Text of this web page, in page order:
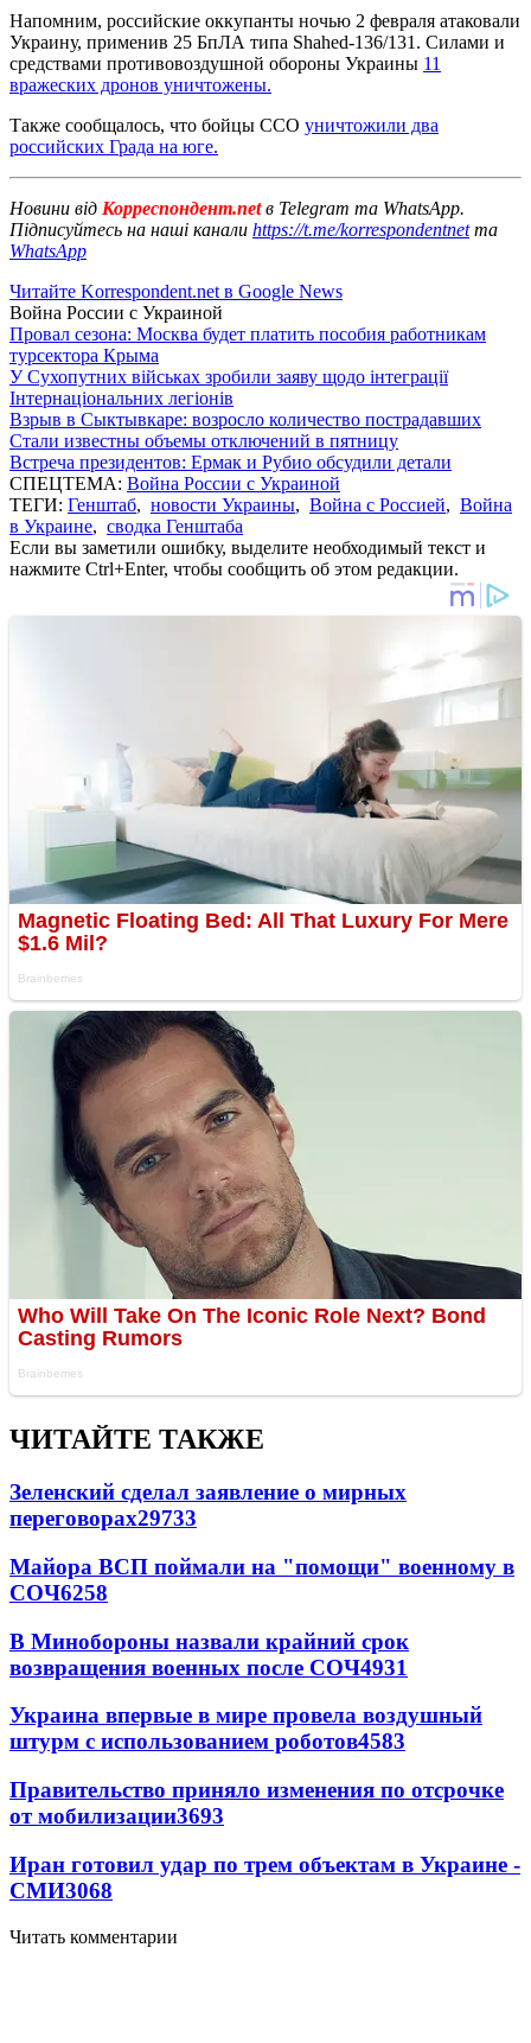
Напомним, российские оккупанты ночью 2 февраля атаковали
Украину, применив 25 БпЛА типа Shahed-136/131. Силами и
средствами противовоздушной обороны Украины 11
вражеских дронов уничтожены.
Также сообщалось, что бойцы ССО уничтожили два
российских Града на юге.
Новини від Корреспондент.netв Telegram та WhatsApp.
Підписуйтесь на наші канали https://t.me/korrespondentnetта
WhatsApp
Читайте Korrespondent.net в Google News
Война России с Украиной
Провал сезона: Москва будет платить пособия работникам
турсектора Крыма
У Сухопутних військах зробили заяву щодо інтеграції
Інтернаціональних легіонів
Взрыв в Сыктывкаре: возросло количество пострадавших
Стали известны объемы отключений в пятницу
Встреча президентов: Ермак и Рубио обсудили детали
СПЕЦТЕМА: Война России с Украиной
ТЕГИ: Генштаб, новости Украины, Война с Россией, Война
в Украине, сводка Генштаба
Если вы заметили ошибку, выделите необходимый текст и
нажмите Ctrl+Enter, чтобы сообщить об этом редакции.
ЧИТАЙТЕ ТАКЖЕ
Зеленский сделал заявление о мирных
переговорах29733
Майора ВСП поймали на "помощи" военному в
СОЧ6258
В Минобороны назвали крайний срок
возвращения военных после СОЧ4931
Украина впервые в мире провела воздушный
штурм с использованием роботов4583
Правительство приняло изменения по отсрочке
от мобилизации3693
Иран готовил удар по трем объектам в Украине -
СМИ3068
Читать комментарии